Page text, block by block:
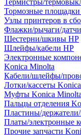
Термистры/
Тормозные
Узлы принтеров в
Флажки/рычаги/
Шестерни/шкивы HP
Шлейфы/кабели HP
Электронные
Konica Minolta
Кабели/шлейфы/
Лотки/кассеты
Муфты Konica Minolta
Пальцы отделения
Пластины/
Платы/электронные
Прочие запчасти